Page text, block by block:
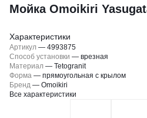
Мойка Omoikiri
Характеристики
Артикул — 4993875
Способ установки — врезная
Материал — Tetogranit
Форма — прямоугольная с крылом
Бренд — Omoikiri
Все характеристики